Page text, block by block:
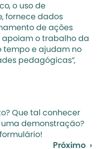
o uso de
fornece dados
de ações
apoiam o trabalho da
tempo e ajudam no
pedagógicas”,
Que tal conhecer
uma demonstração?
Próximo  ›